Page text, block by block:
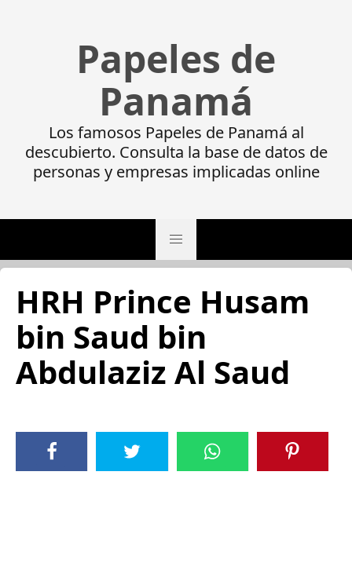
Papeles de
Panamá
Los famosos Papeles de Panamá al
descubierto. Consulta la base de datos de
personas y empresas implicadas online
HRH Prince Husam
bin Saud bin
Abdulaziz Al Saud